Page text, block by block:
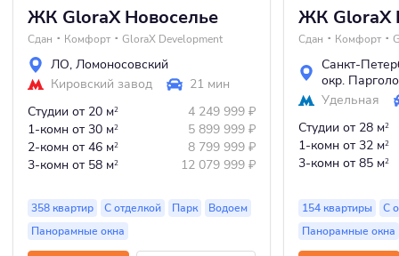
ЖК GloraX Новоселье
Сдан Комфорт GloraX Development
ЛО, Ломоносовский
Кировский завод
21 мин
Студии от 20 м2 4 249 999 ₽
1-комн от 30 м2 5 899 999 ₽
2-комн от 46 м2 8 799 999 ₽
3-комн от 58 м2 12 079 999 ₽
358 квартир С отделкой Парк
Водоем
Панорамные окна
ЖК GloraX
Сдан Комфорт
Санкт-
окр.
Удельная
Студии от 28 м2
1-комн от 32 м2
3-комн от 85 м2
154 квартиры
С
Панорамные окна